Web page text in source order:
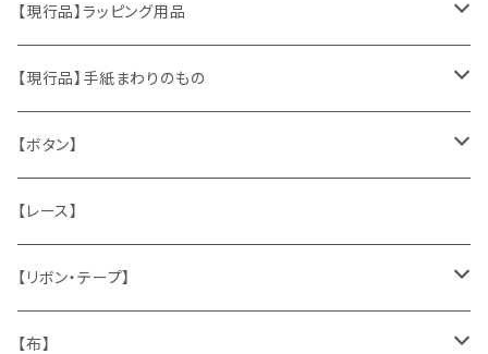
おもちゃ、ぬいぐるみ
くま、テディベア
うさぎ
ヴィンテージファブリック
ハンドメイド製品
お部屋に飾るもの
メタル製品
缶、箱
陶磁器
切手、FDC
ポストカード、カレンダー
マッチラベル、食品ラベル
蔵書票、荷札、ビュバー、伝票
シール、ステッカー、クロモス
袋、箱、ナプキン、コースター
【現行品】ラッピング用品
伝票、タグ、シール
袋、ラッピングペーパー
ひも、テープ
【現行品】手紙まわりのもの
封筒、ポストカード
切手
スタンプ
文房具
【ボタン】
木
貝
メタル
【レース】
【リボン・テープ】
チロルテープ・イニシャルテープ
【布】